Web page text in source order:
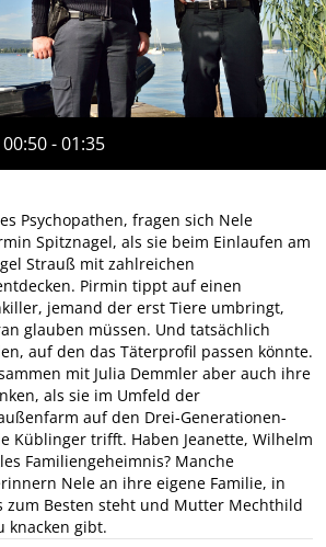
- 01:35
Psychopathen, fragen sich Nele
Spitznagel, als sie beim Einlaufen am
Strauß mit zahlreichen
Pirmin tippt auf einen
jemand der erst Tiere umbringt,
glauben müssen. Und tatsächlich
auf den das Täterprofil passen könnte.
mit Julia Demmler aber auch ihre
als sie im Umfeld der
auf den Drei-Generationen-
Küblinger trifft. Haben Jeanette, Wilhelm
Familiengeheimnis? Manche
Nele an ihre eigene Familie, in
zum Besten steht und Mutter Mechthild
knacken gibt.